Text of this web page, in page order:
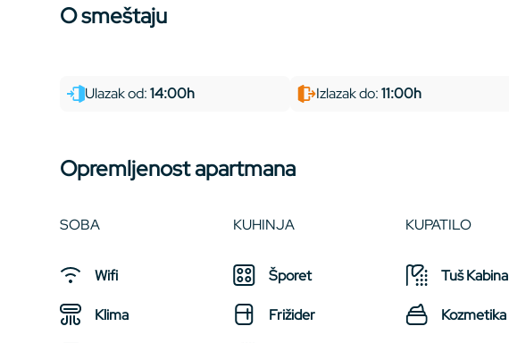
O smeštaju
Ulazak od:14:00h Izlazak do:11:00h
Opremljenost apartmana
SOBA
Wifi
Klima
KUHINJA
Šporet
Frižider
KUPATILO
Tuš Kabina
Kozmetika